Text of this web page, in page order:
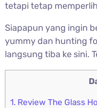
tetapi tetap
Siapapun yang ingin
yummy dan hunting
langsung tiba ke sini.
1. Review The Glass